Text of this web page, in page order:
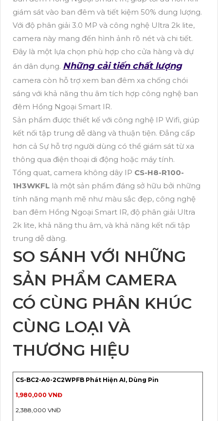
giám sát vào ban đêm và tiết kiệm 50% dung lượng.
Với độ phân giải 3.0 MP và công nghệ Ultra 2k lite,
camera này mang đến hình ảnh rõ nét và chi tiết.
Đây là một lựa chọn phù hợp cho cửa hàng và dự
án dân dụng. Những cải tiến chất lượng
camera còn hỗ trợ xem ban đêm xa chống chói
sáng với khả năng thu âm tích hợp công nghệ ban
đêm Hồng Ngoại Smart IR.
Sản phẩm được thiết kế với công nghệ IP Wifi, giúp
kết nối tập trung dễ dàng và thuận tiện. Đẳng cấp
hơn cả Sự hỗ trợ người dùng có thể giám sát từ xa
thông qua điện thoại di động hoặc máy tính.
Tổng quat, camera không dây IP CS-H8-R100-
1H3WKFL là một sản phẩm đáng sở hữu bởi những
tính năng mạnh mẽ như màu sắc đẹp, công nghệ
ban đêm Hồng Ngoại Smart IR, độ phân giải Ultra
2k lite, khả năng thu âm, và khả năng kết nối tập
trung dễ dàng.
SO SÁNH VỚI NHỮNG
SẢN PHẨM CAMERA
CÓ CÙNG PHÂN KHÚC
CÙNG LOẠI VÀ
THƯƠNG HIỆU
CS-BC2-A0-2C2WPFB Phát Hiện AI, Dùng Pin
1,980,000 VNĐ
2,388,000 VNĐ